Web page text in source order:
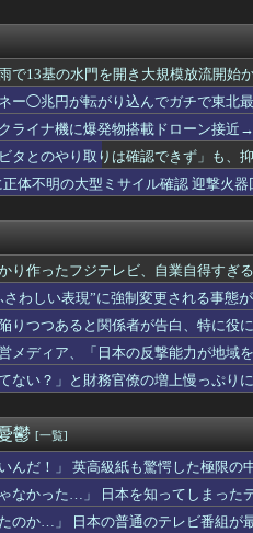
18戦1勝 重賞2着7回
を 安く買った 今日設置する 予定だが
倫するドラマが流行る理由がコチラ
んかあんまり「羨ましい」と感じ
言不可、握手のみ 8月9日長崎の被
やすさ指数』トップ10の都市がある
機嫌を直す方法
うなの良いよね
変なことになってるって...
しさ以外にセールスポイントのない
いの」毎日言われた20歳がついに返
まなかった」親に言われた一言が何
此方の予想に対する逆張りしてくる
差を乗り越え熱愛を認める」→「羨
最後の一行がずるい」
の素人イケメン何者点？」⇒ 話題の
団体の無償労働だった
は無理あるだろ…
今オフFA
ナ4連敗を予想して、ブルーウォーカ
の男性を不起訴処分 鳥取地検 [8/8]
頼性が高く、運転が楽しいスポーツ
スケジュールを見ると...
で13基の水門を開き大規模放流開始
ー◯兆円が転がり込んでガチで東北
ライナ機に爆発物搭載ドローン接
タとのやり取りは確認できず」も
正体不明の大型ミサイル確認 迎撃火
り作ったフジテレビ、自業自得す
さわしい表現”に強制変更される事
りつつあると関係者が告白、特に
メディア、「日本の反撃能力が地域
ない？」と財務官僚の増上慢っぷ
鬱 [一覧]
んだ！」 英高級紙も驚愕した極限の
なかった…」 日本を知ってしまった
のか…」 日本の普通のテレビ番組が